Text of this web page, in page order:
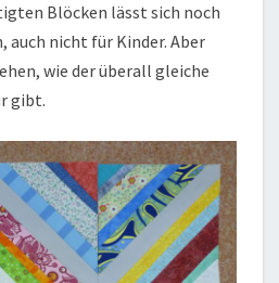
Blöcken lässt sich noch
auch nicht für Kinder. Aber
wie der überall gleiche
gibt.